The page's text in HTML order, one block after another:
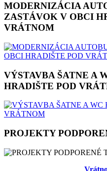
MODERNIZÁCIA
ZASTÁVOK V OBCI
VRÁTNOM
VÝSTAVBA ŠATNE A
HRADIŠTE POD
PROJEKTY